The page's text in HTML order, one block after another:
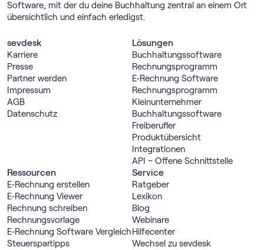
Software, mit der du deine Buchhaltung zentral an einem Ort
übersichtlich und einfach erledigst.
sevdesk
Karriere
Presse
Partner werden
Impressum
AGB
Datenschutz
Lösungen
Buch­haltungs­software
Rechnungs­programm
E‑Rechnung Software
Rechnungs­programm
Kleinunternehmer
Buch­haltungs­software
Freiberufler
Produktübersicht
Integrationen
API – Offene Schnittstelle
Ressourcen
E‑Rechnung erstellen
E‑Rechnung Viewer
Rechnung schreiben
Rechnungsvorlage
E‑Rechnung Software Vergleich
Steuerspartipps
Service
Ratgeber
Lexikon
Blog
Webinare
Hilfecenter
Wechsel zu sevdesk